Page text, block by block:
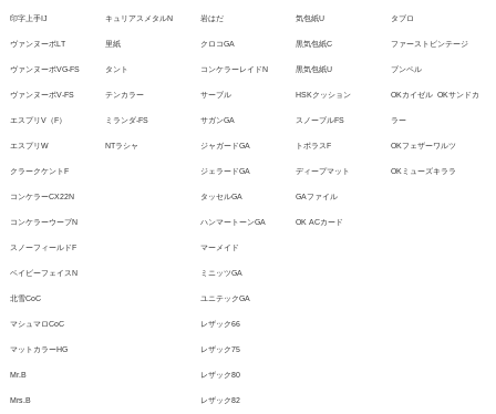
印字上手IJ
ヴァンヌーボLT
ヴァンヌーボVG-FS
ヴァンヌーボV-FS
エスプリV（F）
エスプリW
クラークケントF
コンケラーCX22N
コンケラーウーブN
スノーフィールドF
ベイビーフェイスN
北雪CoC
マシュマロCoC
マットカラーHG
Mr.B
Mrs.B
キュリアスメタルN
里紙
タント
テンカラー
ミランダ-FS
NTラシャ
岩はだ
クロコGA
コンケラーレイドN
サーブル
サガンGA
ジャガードGA
ジェラードGA
タッセルGA
ハンマートーンGA
マーメイド
ミニッツGA
ユニテックGA
レザック66
レザック75
レザック80
レザック82
気包紙U
黒気包紙C
黒気包紙U
HSKクッション
スノーブルFS
トポラスF
ディープマット
GAファイル
OK ACカード
タブロ
ファーストビンテージ
ブンペル
OKカイゼル OKサンドカ
ラー
OKフェザーワルツ
OKミューズキララ